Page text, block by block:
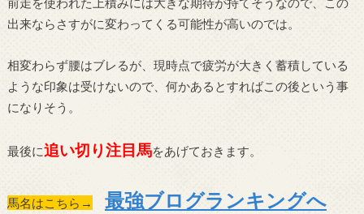
出来ならさすがに変わってくる可能性が高いのでは。
相変わらず腰はブレるが、現時点で疲労が大きく蓄積している
ような印象は受けないので、何かあるとすればこの後という事
になりそう。
最後に追い切り注目馬をあげておきます。
馬名はこちら→ 最強ブログランキングへ